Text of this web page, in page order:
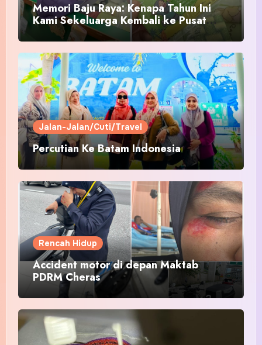
Memori Baju Raya: Kenapa Tahun Ini
Kami Sekeluarga Kembali ke Pusat
Pakaian Hari-Hari?
Jalan-Jalan/Cuti/Travel
Percutian Ke Batam Indonesia
Rencah Hidup
Accident motor di depan Maktab
PDRM Cheras